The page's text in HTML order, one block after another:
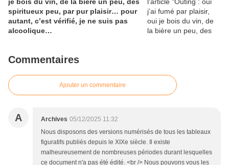
spiritueux peu, par pur plaisir… pour
autant, c’est vérifié, je ne suis pas
alcoolique…
Commentaires
Ajouter un commentaire
A Archives 05/12/2025 11:32
Nous disposons des versions numérisés de tous les tableaux
figuratifs publiés depuis le XIXe siècle. Il existe
malheureusement de nombreuses périodes durant lesquelles
ce document n'a pas été édité. <br /> Nous pouvons vous les